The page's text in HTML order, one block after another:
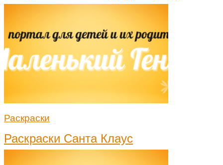
Раскраски
Раскраски Санта Клаус